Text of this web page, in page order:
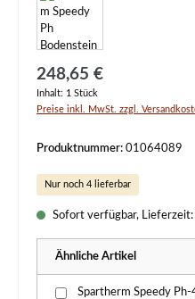
Regulärer Preis:
248,65 €
Inhalt: 1 Stück
Preise inkl. MwSt. zzgl.
Produktnummer: 01064089
Nur noch 4 lieferbar
Sofort verfügbar, Lieferzeit:
Ähnliche Artikel
Spartherm Speedy